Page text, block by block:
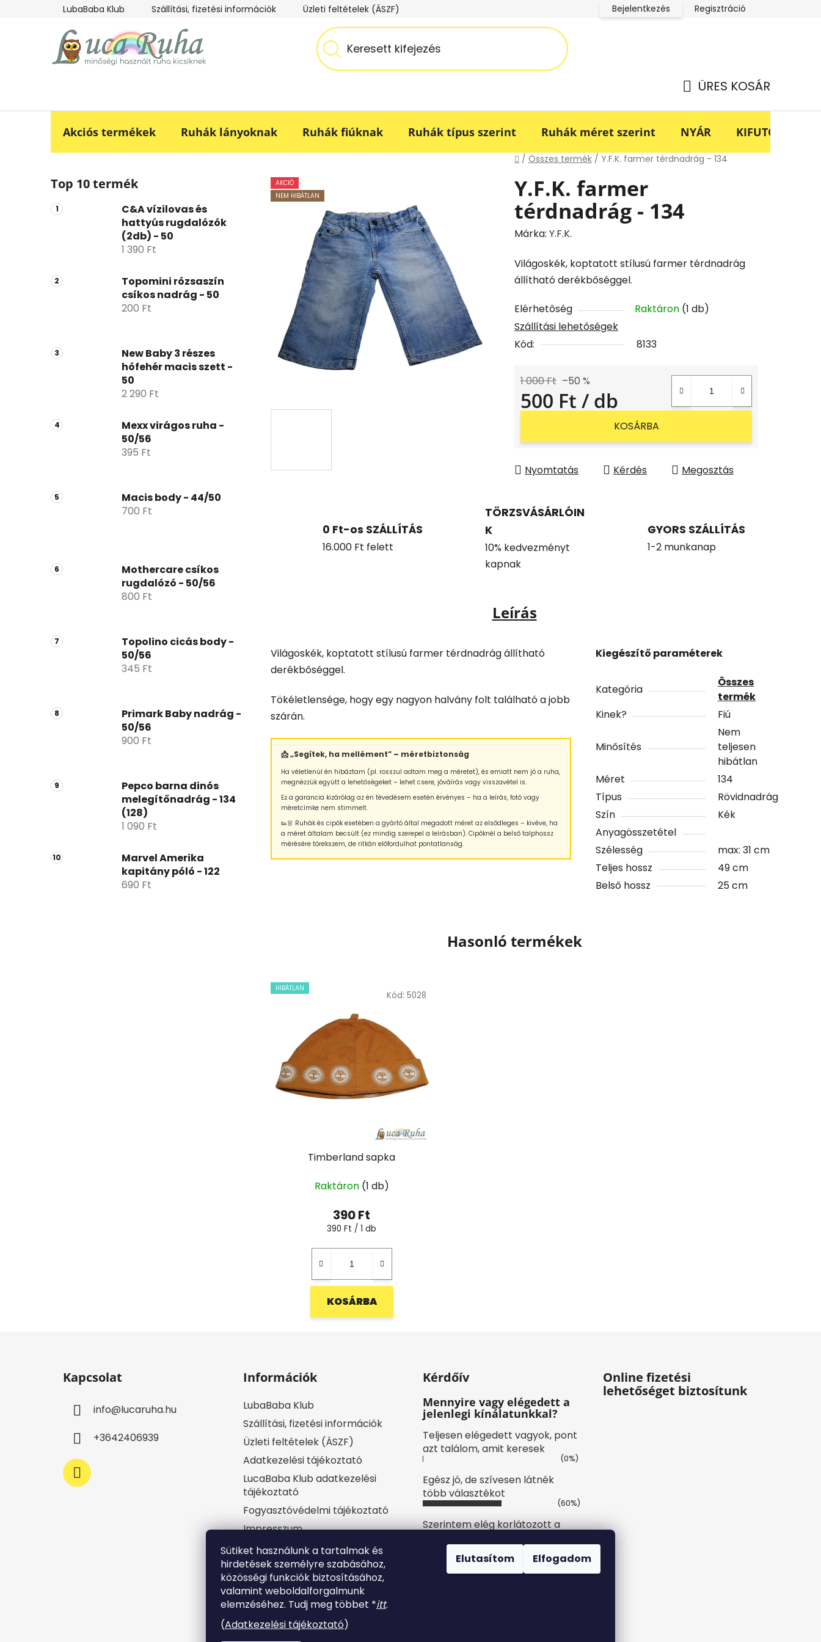
Sütiket használunk a tartalmak és
hirdetések személyre szabásához,
közösségi funkciók biztosításához,
valamint weboldalforgalmunk
elemzéséhez. Tudj meg többet *itt.
(Adatkezelési tájékoztató)
Elutasítom Elfogadom
tartalomhoz
LubaBaba Klub Szállítási, fizetési információk Üzleti feltételek (ÁSZF) LucaBaba Klub adatkezelési tájékoztató
Bejelentkezés Regisztráció
ÜRES KOSÁR
Akciós termékek Ruhák lányoknak Ruhák fiúknak Ruhák típus szerint Ruhák méret szerint NYÁR KIFUTÓ -70%
Kezdőlap
/ Összes termék / Y.F.K. farmer térdnadrág - 134
l
d
a
p
l
Top 10 termék
C&A vízilovas és
hattyús rugdalózók
(2db) - 50
1 390 Ft
Topomini rózsaszín
csíkos nadrág - 50
200 Ft
New Baby 3 részes
hófehér macis szett -
50
2 290 Ft
Mexx virágos ruha -
50/56
395 Ft
Macis body - 44/50
700 Ft
Mothercare csíkos
rugdalózó - 50/56
800 Ft
Topolino cicás body -
50/56
345 Ft
Primark Baby nadrág -
50/56
900 Ft
Pepco barna dinós
melegítőnadrág - 134
(128)
1 090 Ft
Marvel Amerika
kapitány póló - 122
690 Ft
Y.F.K. farmer
térdnadrág - 134
Márka: Y.F.K.
Világoskék, koptatott stílusú farmer térdnadrág
állítható derékbőséggel.
Elérhetőség Raktáron (1 db)
Szállítási lehetőségek
Kód:
8133
1 000 Ft –50 %
500 Ft / db
KOSÁRBA
Nyomtatás Kérdés Megosztás
AKCIÓ
NEM HIBÁTLAN
0 Ft-os SZÁLLÍTÁS
16.000 Ft felett
TÖRZSVÁSÁRLÓIN
K
10% kedvezményt
kapnak
GYORS SZÁLLÍTÁS
1-2 munkanap
Leírás
Világoskék, koptatott stílusú farmer térdnadrág állítható
derékbőséggel.
Tökéletlensége, hogy egy nagyon halvány folt található a jobb
szárán.
📩 „Segítek, ha mellément” – méretbiztonság
Ha véletlenül én hibáztam (pl. rosszul adtam meg a méretet), és emiatt nem jó a ruha,
megnézzük együtt a lehetőségeket – lehet csere, jóváírás vagy visszavétel is.
Ez a garancia kizárólag az én tévedésem esetén érvényes – ha a leírás, fotó vagy
méretcímke nem stimmelt.
👟👗 Ruhák és cipők esetében a gyártó által megadott méret az elsődleges – kivéve, ha
a méret általam becsült (ez mindig szerepel a leírásban). Cipőknél a belső talphossz
mérésére törekszem, de ritkán előfordulhat pontatlanság.
Kiegészítő paraméterek
Kategória
Összes
termék
Kinek?
Fiú
Minősítés
Nem
teljesen
hibátlan
Méret
134
Típus
Rövidnadrág
Szín
Kék
Anyagösszetétel
Szélesség
max: 31 cm
Teljes hossz
49 cm
Belső hossz
25 cm
Hasonló termékek
HIBÁTLAN
Timberland sapka
Raktáron (1 db)
390 Ft
Egységár:
390 Ft / 1 db
KOSÁRBA
Kód: 5028
Kapcsolat
info@lucaruha.hu
+3642406939
Információk
LubaBaba Klub
Szállítási, fizetési információk
Üzleti feltételek (ÁSZF)
Adatkezelési tájékoztató
LucaBaba Klub adatkezelési
tájékoztató
Fogyasztóvédelmi tájékoztató
Impresszum
Jogi nyilatkozat
Süti tájékoztató
Írj nekünk
Rendelésem
Kérdőív
Mennyire vagy elégedett a
jelenlegi kínálatunkkal?
Teljesen elégedett vagyok, pont
azt találom, amit keresek
(0%)
Egész jó, de szívesen látnék
több választékot
(60%)
Szerintem elég korlátozott a
(0%)
Nem vagyok elégedett,
Online fizetési
lehetőséget biztosítunk